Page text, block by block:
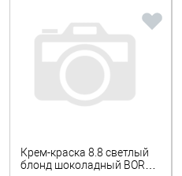
Крем-краска 8.8 светлый
блонд шоколадный BORN